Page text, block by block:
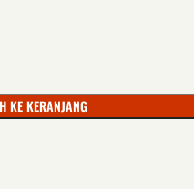
KE KERANJANG